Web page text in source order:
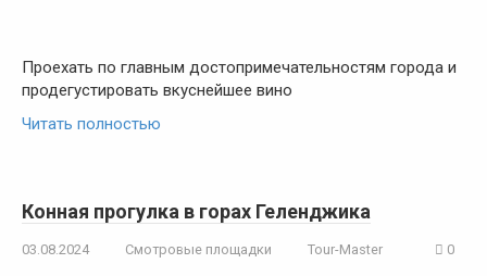
Проехать по главным достопримечательностям города и
продегустировать вкуснейшее вино
Читать полностью
Конная прогулка в горах Геленджика
03.08.2024 Смотровые площадки Tour-Master 0